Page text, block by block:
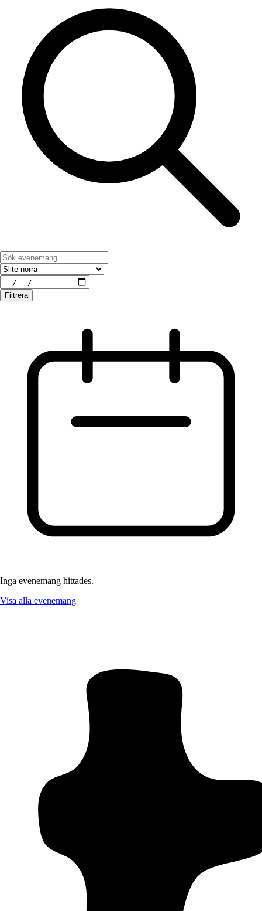
Filtrera
Inga evenemang hittades.
Visa alla evenemang